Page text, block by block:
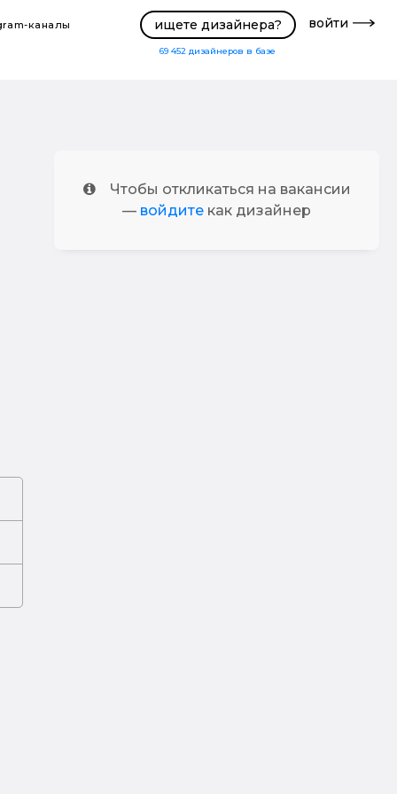
каналы ищете дизайнера?
69 452 дизайнеров в базе
войти
Чтобы откликаться на вакансии
— войдите как дизайнер